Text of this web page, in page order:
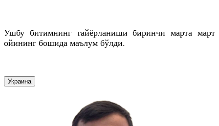
Ушбу битимнинг тайёрланиши биринчи марта март
ойининг бошида маълум бўлди.
Украина